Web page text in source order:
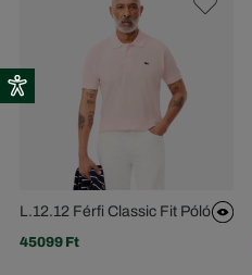
L.12.12 Férfi Classic Fit Póló
45099 Ft